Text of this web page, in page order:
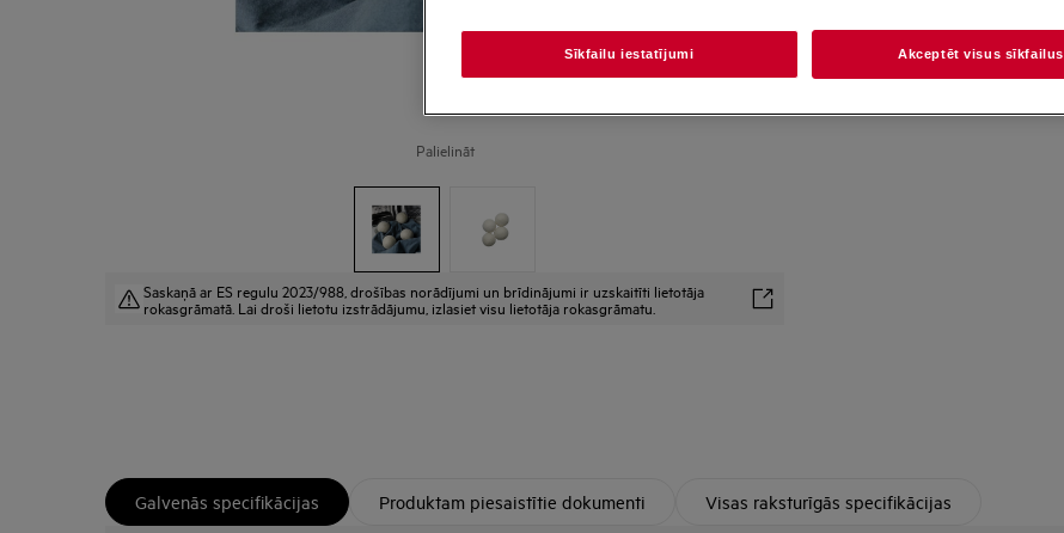
Palielināt
Saskaņā ar ES regulu 2023/988, drošības norādījumi un brīdinājumi ir uzskaitīti lietotāja
rokasgrāmatā. Lai droši lietotu izstrādājumu, izlasiet visu lietotāja rokasgrāmatu.
Galvenās specifikācijas Produktam piesaistītie dokumenti Visas raksturīgās specifikācijas
Sīkfailu iestatījumi Akceptēt visus sīkfailus